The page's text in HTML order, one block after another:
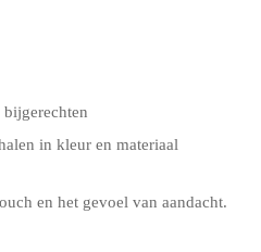
bijgerechten
in kleur en materiaal
en het gevoel van aandacht.